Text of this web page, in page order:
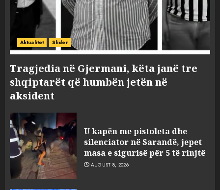
Aktualitet Slider
Tragjedia në Gjermani, këta janë tre
shqiptarët që humbën jetën në
aksident
U kapën me pistoleta dhe
silenciator në Sarandë, jepet
masa e sigurisë për 5 të rinjtë
AUGUST 8, 2026